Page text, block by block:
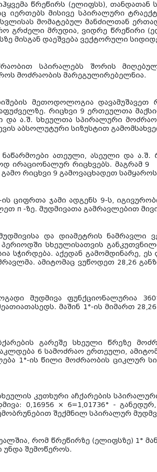
წრეწირს (ელიფსს), თანდათან
იერთებს მისივე სპირალური
მომატებულ მანძილთან
გრძელი მრუდია, ვიდრე წრეწირი
მისგან დაეშვება ვექტორული
სპირალებს შორის
მოძრაობის მარეგულირებელნია.
მეთოდოლოგია
რიცხვი 9 ერთეულთა
და ა.შ. სხეულთა სპირალური
აბსოლუტური სიზუსტით
ათეული, ასეული და
ირაციონალურ რიცხვებს. მაგრამ 9
გამო რიცხვი 9 გამოვაცხადეთ
ციფრთა ჯამი ადგენს 9-ს,
π -ზე. მუდმივათა გამრავლებით
და დიამეტრის ნამრავლი
სხეულისათვის
სჭირდება. აქედან გამომდინარე,
ამიტომაც ვუწოდეთ 28,26
მუდმივა ფუნქციონალურია
მაშინ 1°-ის მიმართ
გარეშე სხეული წრეზე
აკლდება 6 სამოძრაო ერთეული,
1°-ის წილი მოძრაობის ციკლურ
კუთხური აჩქარების
0,16956 × 6=1,01736° -
შექმნილ სპირალურ
რომ წრეწირზე (ელიფსზე) 1°
უნდა შემოწეროს.